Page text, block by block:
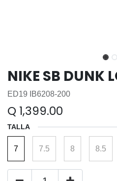
NIKE SB DUNK
ED19 IB6208-200
Q 1,399.00
TALLA
7 7.5 8 8.5